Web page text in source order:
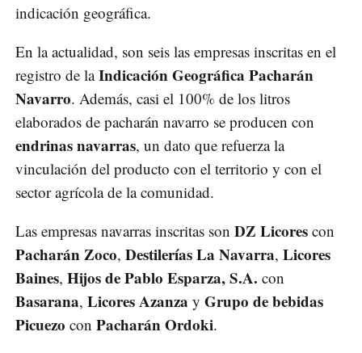
indicación geográfica.
En la actualidad, son seis las empresas inscritas en el
registro de laIndicación Geográfica Pacharán
Navarro. Además, casi el 100% de los litros
elaborados de pacharán navarro se producen con
endrinas navarras, un dato que refuerza la
vinculación del producto con el territorio y con el
sector agrícola de la comunidad.
Las empresas navarras inscritas son DZ Licores con
Pacharán Zoco, Destilerías La Navarra, Licores
Baines, Hijos de Pablo Esparza, S.A. con
Basarana, Licores Azanza y Grupo de bebidas
Picuezo con Pacharán Ordoki.